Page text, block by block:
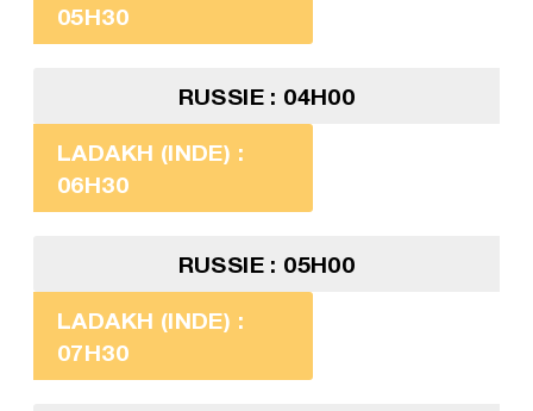
05H30
RUSSIE : 04H00
LADAKH (INDE) :
06H30
RUSSIE : 05H00
LADAKH (INDE) :
07H30